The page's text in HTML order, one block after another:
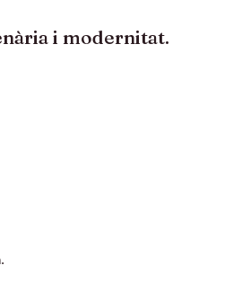
i modernitat.